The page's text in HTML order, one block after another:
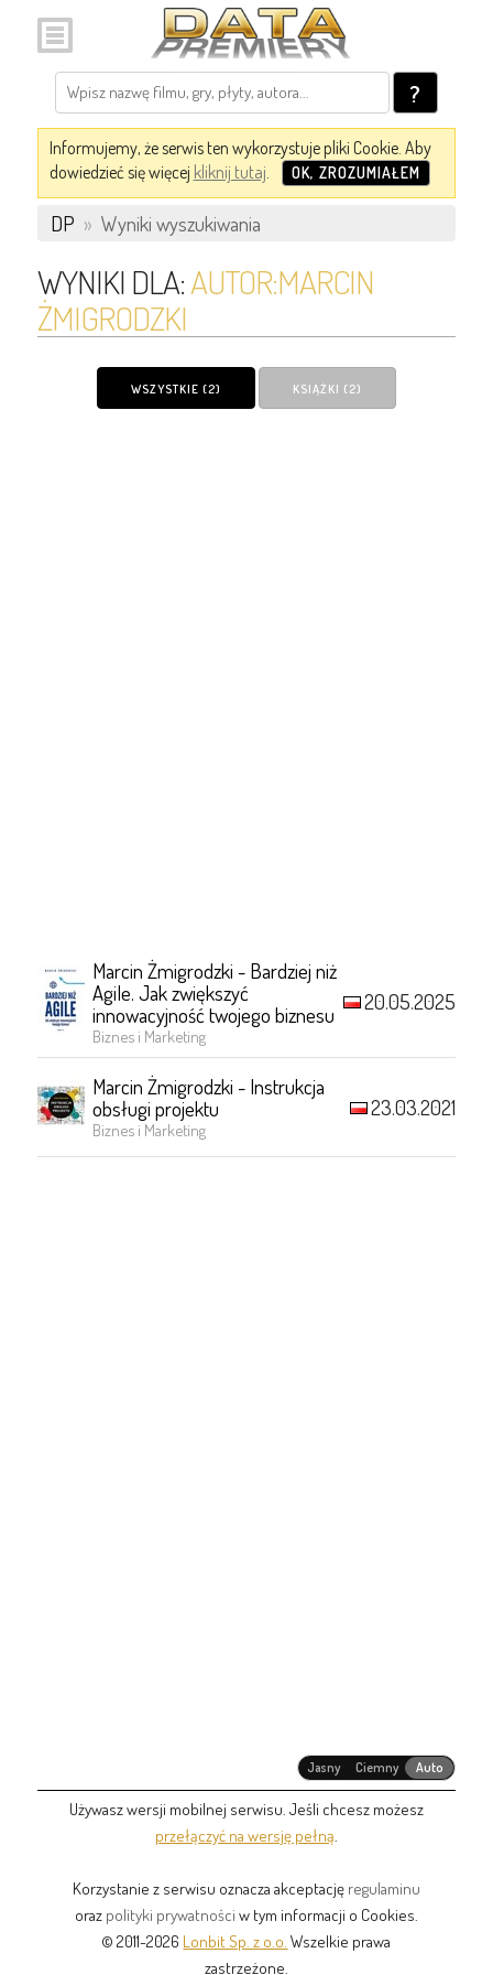
?
Informujemy, że serwis ten wykorzystuje pliki Cookie. Aby
dowiedzieć się więcej kliknij tutaj. OK, ZROZUMIAŁEM
DP » Wyniki wyszukiwania
WYNIKI DLA:AUTOR:MARCIN
ŻMIGRODZKI
WSZYSTKIE (2) KSIĄŻKI (2)
Marcin Żmigrodzki - Bardziej niż
Agile. Jak zwiększyć
innowacyjność twojego biznesu
Biznes i Marketing
20.05.2025
Marcin Żmigrodzki - Instrukcja
obsługi projektu
Biznes i Marketing
23.03.2021
Jasny Ciemny Auto
Używasz wersji mobilnej serwisu. Jeśli chcesz możesz
przełączyć na wersję pełną
Korzystanie z serwisu oznacza akceptację regulaminu
oraz polityki prywatności w tym informacji o Cookies.
© 2011-2026 Lonbit Sp. z o.o. Wszelkie prawa
zastrzeżone.